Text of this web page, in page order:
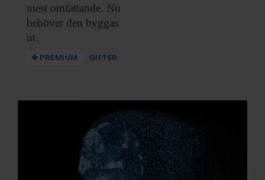
mest omfattande. Nu
behöver den byggas
ut.
PREMIUM GIFTER